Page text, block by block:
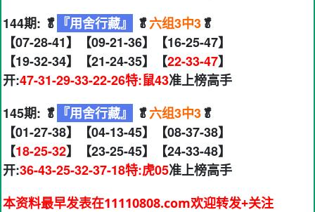
144期: 🥬 『用舍行藏』 🥬六组3中3🥬
【07-28-41】【09-21-36】【16-25-47】
【19-32-34】【21-24-35】【22-33-47】
开:47-31-29-33-22-26特:鼠43准上榜高手
145期: 🥬 『用舍行藏』 🥬六组3中3🥬
【01-27-38】【04-13-45】【08-37-38】
【18-25-32】【23-25-45】【24-33-48】
开:36-43-25-32-37-18特:虎05准上榜高手
本资料最早发表在11110808.com欢迎转发+关注